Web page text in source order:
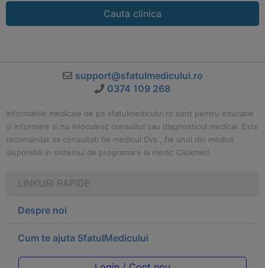
Cauta clinica
support@sfatulmedicului.ro
0374 109 268
Informatiile medicale de pe sfatulmedicului.ro sunt pentru educatie
si informare si nu inlocuiesc consultul sau diagnosticul medical. Este
recomandat sa consultati fie medicul Dvs., fie unul din medicii
disponibili in sistemul de programare la medic Clickmed.
LINKURI RAPIDE
Despre noi
Cum te ajuta SfatulMedicului